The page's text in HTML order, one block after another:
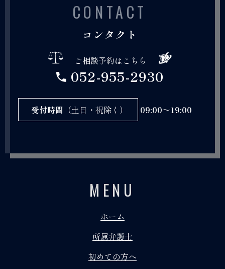
CONTACT
コンタクト
ご相談予約はこちら
052-955-2930
受付時間 （土日・祝除く） 09:00～19:00
MENU
ホーム
所属弁護士
初めての方へ